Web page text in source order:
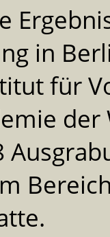
in
für